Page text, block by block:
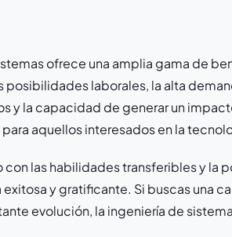
ofrece una amplia gama de
laborales, la alta
y la capacidad de generar un
aquellos interesados en la
las habilidades transferibles y la
y gratificante. Si buscas una
evolución, la ingeniería de